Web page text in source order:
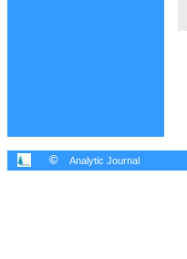
© Analytic Journal